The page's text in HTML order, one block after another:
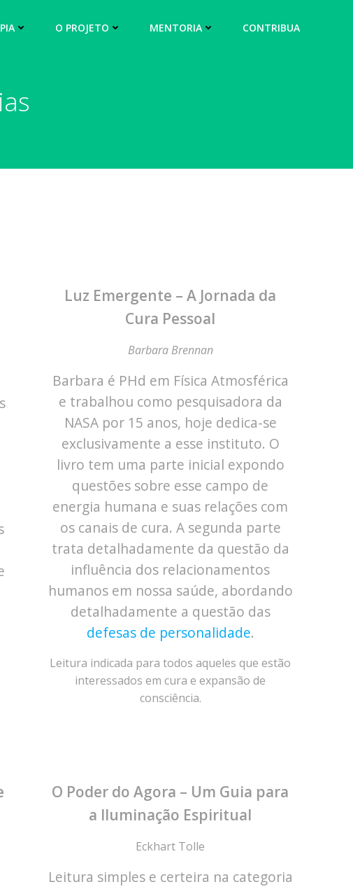
O PROJETO MENTORIA CONTRIBUA
Luz Emergente – A Jornada da
Cura Pessoal
Barbara Brennan
Barbara é PHd em Física Atmosférica
e trabalhou como pesquisadora da
NASA por 15 anos, hoje dedica-se
exclusivamente a esse instituto. O
livro tem uma parte inicial expondo
questões sobre esse campo de
energia humana e suas relações com
os canais de cura. A segunda parte
trata detalhadamente da questão da
influência dos relacionamentos
humanos em nossa saúde, abordando
detalhadamente a questão das
defesas de personalidade.
Leitura indicada para todos aqueles que estão
interessados em cura e expansão de
consciência.
O Poder do Agora – Um Guia para
a Iluminação Espiritual
Eckhart Tolle
Leitura simples e certeira na categoria